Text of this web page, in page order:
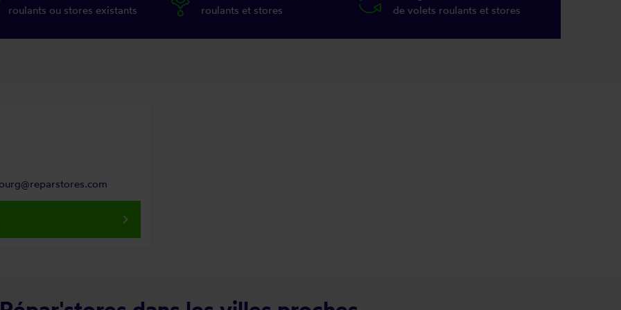
roulants ou stores existants
roulants et stores
de volets roulants et stores
keyboard_arrow_right